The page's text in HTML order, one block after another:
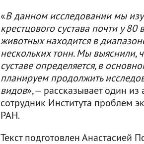
«В данном исследовании мы
крестцового сустава почти у
животных находится в
нескольких тонн. Мы выяснили,
суставе определяется, в
планируем продолжить
видов», — рассказывает один из
сотрудник Института проблем
РАН.
Текст подготовлен Анастасией